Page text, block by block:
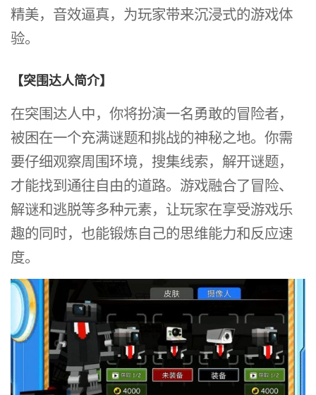
精美，音效逼真，为玩家带来沉浸式的游戏体
验。
【突围达人简介】
在突围达人中，你将扮演一名勇敢的冒险者，
被困在一个充满谜题和挑战的神秘之地。你需
要仔细观察周围环境，搜集线索，解开谜题，
才能找到通往自由的道路。游戏融合了冒险、
解谜和逃脱等多种元素，让玩家在享受游戏乐
趣的同时，也能锻炼自己的思维能力和反应速
度。